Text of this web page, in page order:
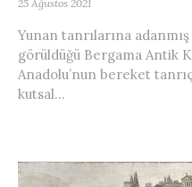
25 Ağustos 2021
Yunan tanrılarına
görüldüğü Bergama Antik
Anadolu’nun bereket
kutsal...